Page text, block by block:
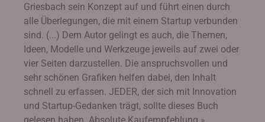
Griesbach sein Konzept auf und führt einen durch
alle Überlegungen, die mit einem Startup verbunden
sind. (...) Dem Autor gelingt es auch, die Themen,
Ideen, Modelle und Werkzeuge jeweils auf zwei oder
vier Seiten darzustellen. Die anspruchsvollen und
sehr schönen Grafiken helfen dabei, den Inhalt
schnell zu erfassen. JEDER, der sich mit Innovation
und Startup-Gedanken trägt, sollte dieses Buch